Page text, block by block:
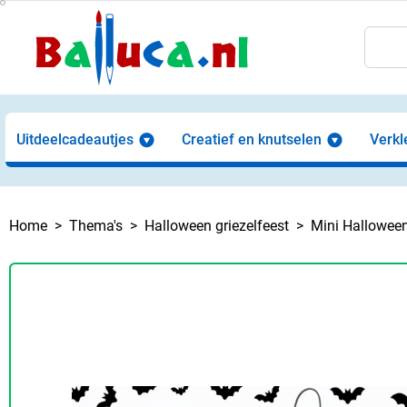
Uitdeelcadeautjes Creatief en knutselen
Home Thema's Halloween griezelfeest Mini